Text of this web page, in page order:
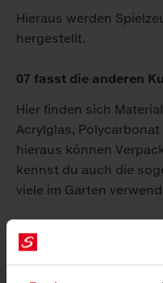
Hieraus werden
hergestellt.
07 fasst die anderen
Hier finden sich
Acrylglas,
hieraus können
kennst du auch die
viele im Garten
Und das waren erst
Kunststoffe.
Codes.